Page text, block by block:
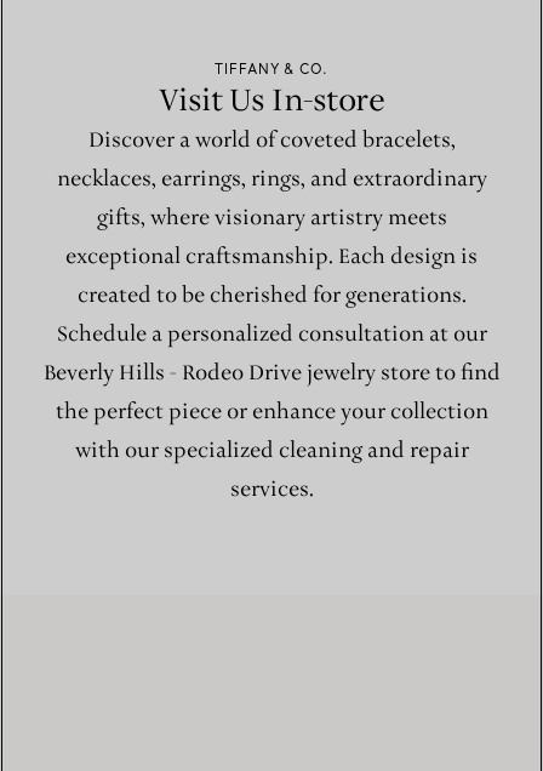
TIFFANY & CO.
Visit Us In-store
Discover a world of coveted bracelets,
necklaces, earrings, rings, and extraordinary
gifts, where visionary artistry meets
exceptional craftsmanship. Each design is
created to be cherished for generations.
Schedule a personalized consultation at our
Beverly Hills - Rodeo Drive jewelry store to find
the perfect piece or enhance your collection
with our specialized cleaning and repair
services.